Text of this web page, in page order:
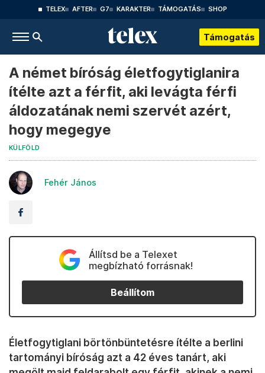
TELEX AFTER G7 KARAKTER TÁMOGATÁS SHOP
Támogatás
A német bíróság életfogytiglanira
ítélte azt a férfit, aki levágta férfi
áldozatának nemi szervét azért,
hogy megegye
KÜLFÖLD
Fehér János
Állítsd be a Telexet
megbízható forrásnak!
Beállítom
Életfogytiglani börtönbüntetésre ítélte a berlini
tartományi bíróság azt a 42 éves tanárt, aki